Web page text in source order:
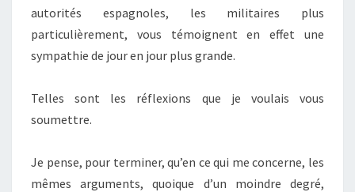
autorités espagnoles, les militaires plus
particulièrement, vous témoignent en effet une
sympathie de jour en jour plus grande.
Telles sont les réflexions que je voulais vous
soumettre.
Je pense, pour terminer, qu’en ce qui me concerne, les
mêmes arguments, quoique d’un moindre degré,